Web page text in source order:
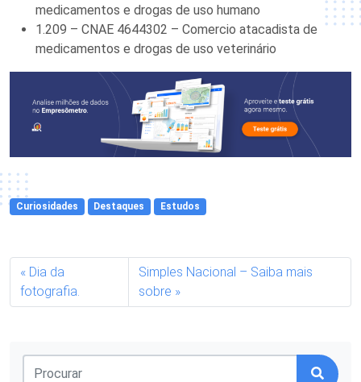
medicamentos e drogas de uso humano
1.209 – CNAE 4644302 – Comercio atacadista de
medicamentos e drogas de uso veterinário
Curiosidades Destaques Estudos
Dia da
fotografia.
Simples Nacional – Saiba mais
sobre